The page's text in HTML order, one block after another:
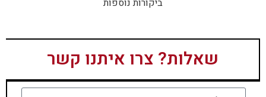
ביקורות נוספות
שאלות? צרו איתנו קשר